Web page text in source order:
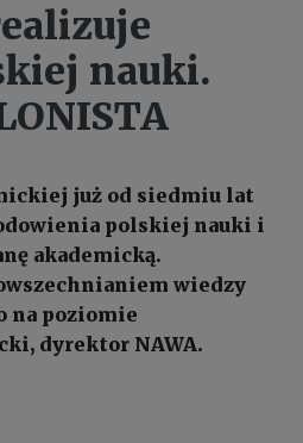
nauki.
już od siedmiu lat
polskiej nauki i
akademicką.
wiedzy
na poziomie
dyrektor NAWA.